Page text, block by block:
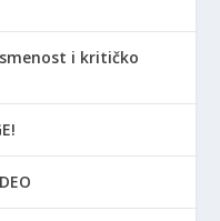
i kritičko